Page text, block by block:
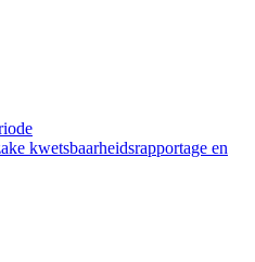
kwetsbaarheidsrapportage en